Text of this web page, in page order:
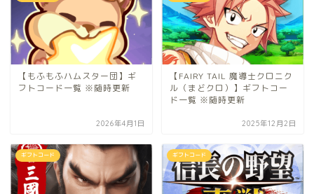
【もふもふハムスター団】ギ
フトコード一覧 ※随時更新
2026年4月1日
【FAIRY TAIL 魔導士クロニク
ル（まどクロ）】ギフトコー
ド一覧 ※随時更新
2025年12月2日
ギフトコード ギフトコード